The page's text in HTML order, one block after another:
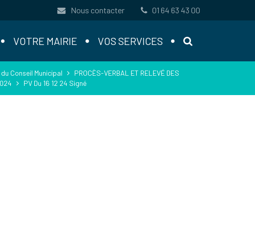
Nous contacter 01 64 63 43 00
VOTRE MAIRIE VOS SERVICES
Conseil Municipal
PROCÈS-VERBAL ET RELEVÉ DES
PV Du 16 12 24 Signé